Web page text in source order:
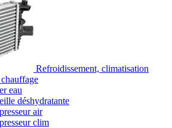
Refroidissement, climatisation
eau
déshydratante
air
clim